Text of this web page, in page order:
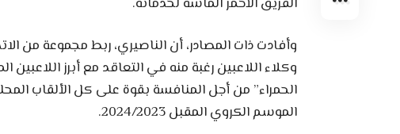
وأفادت ذات المصادر، أن الناصيري، ربط مجموعة من
وكلاء اللاعبين رغبة منه في التعاقد مع أبرز
الحمراء” من أجل المنافسة بقوة على كل الألقاب
الموسم الكروي المقبل 2024/2023.